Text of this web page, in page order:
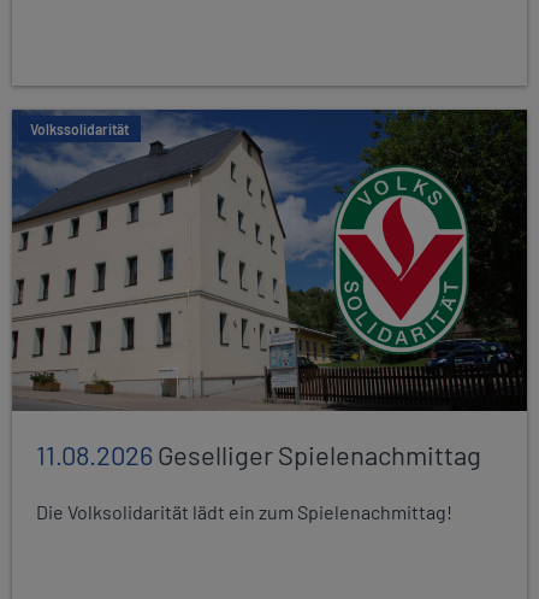
Volkssolidarität
11.08.2026Geselliger Spielenachmittag
Die Volksolidarität lädt ein zum Spielenachmittag!